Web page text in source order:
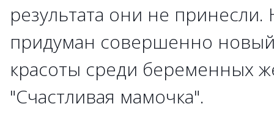
результата они не принесли.
придуман совершенно
красоты среди беременных
"Счастливая мамочка".